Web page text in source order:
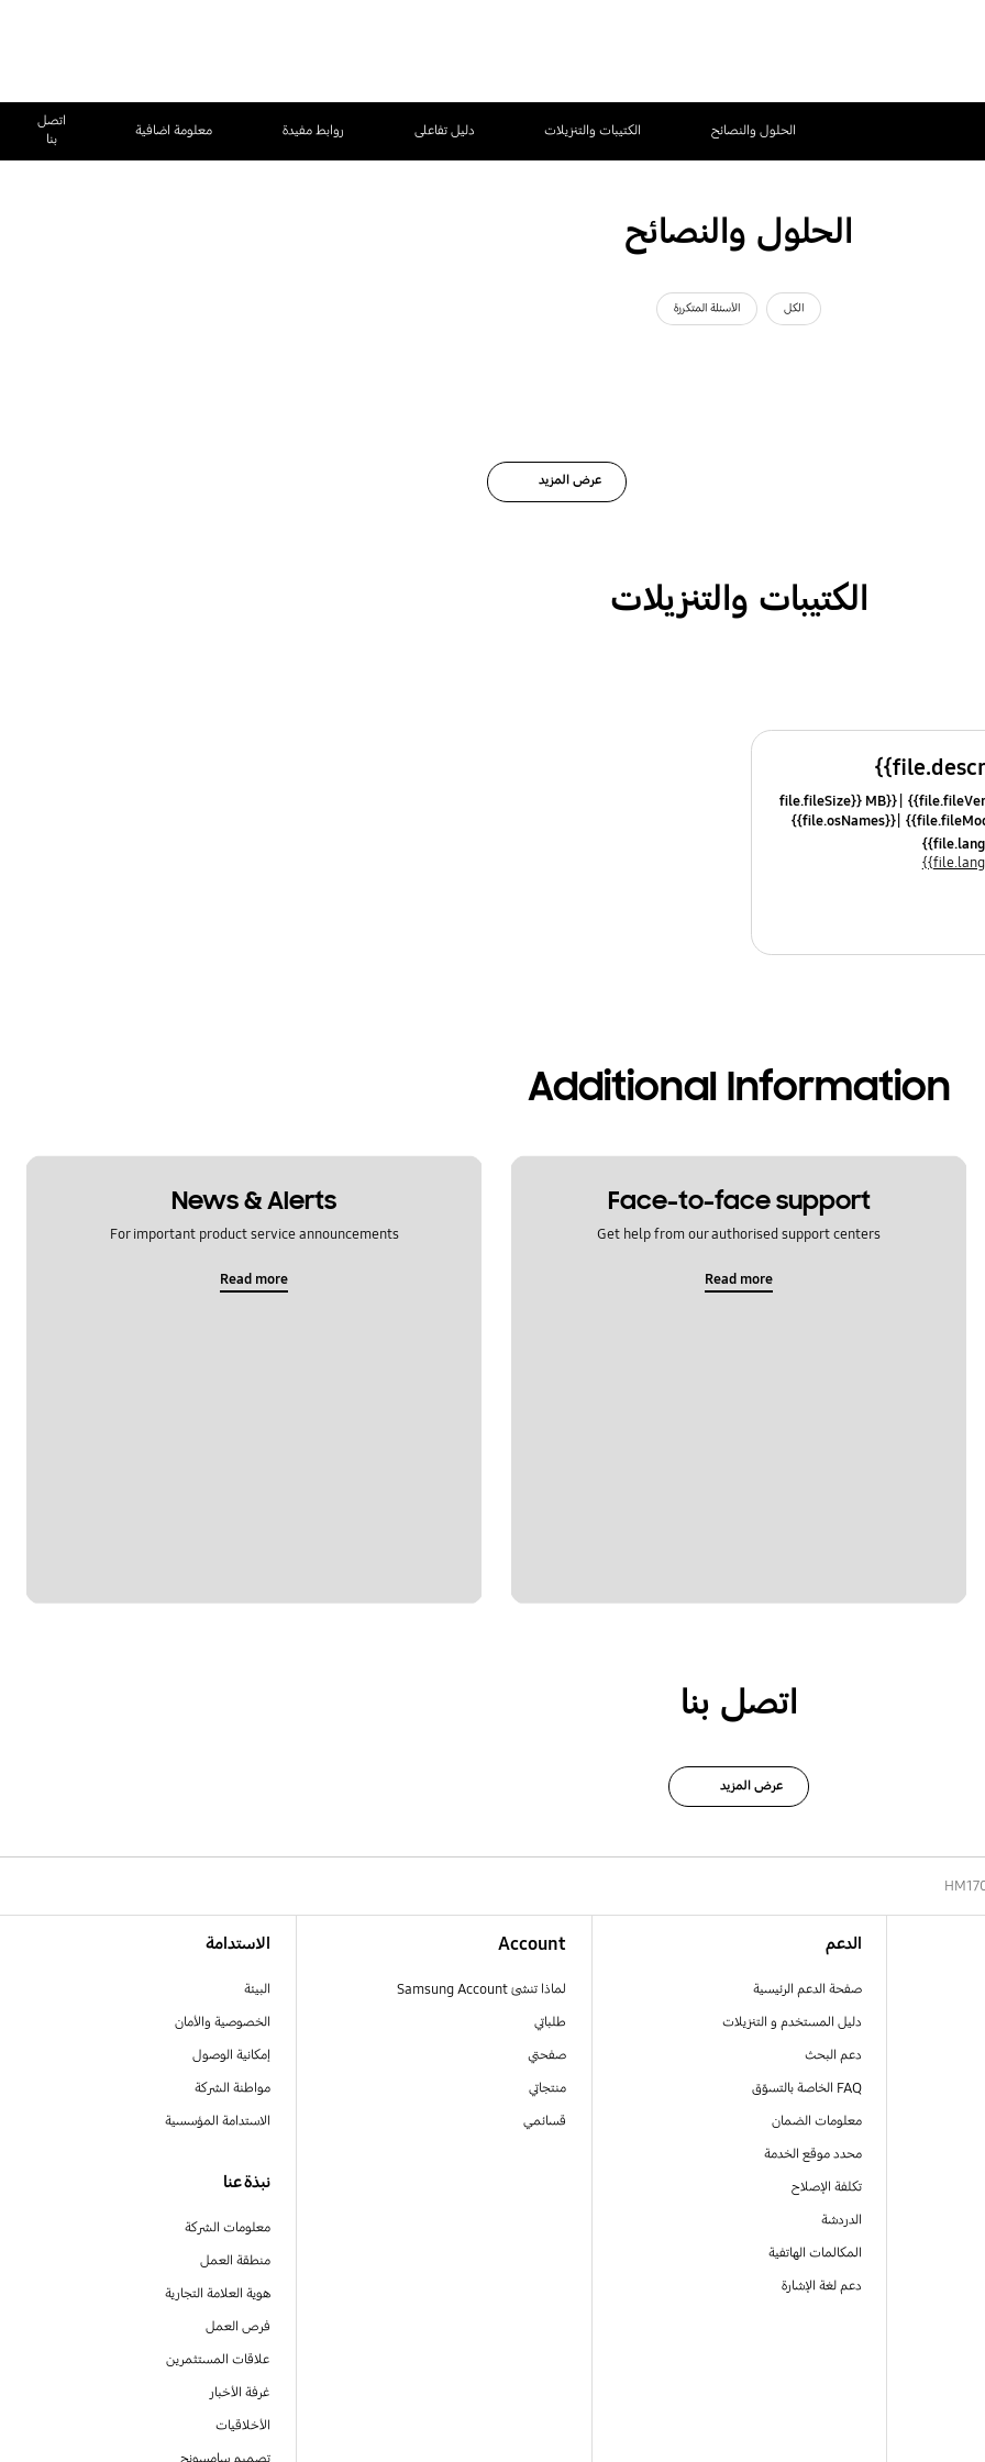
الحلول والنصائح الكتيبات والتنزيلات دليل تفاعلى روابط مفيدة معلومة اضافية
اتصل
بنا
الحلول والنصائح
الكل الأسئلة المتكررة
عرض المزيد
الكتيبات والتنزيلات
{{file.fileSize}} MB
{{file.osNames}}
Additional Information
Face-to-face support
Get help from our authorised support centers
Read more
News & Alerts
For important product service announcements
Read more
اتصل بنا
عرض المزيد
الدعم
صفحة الدعم الرئيسية
دليل المستخدم و التنزيلات
دعم البحث
FAQ الخاصة بالتسوّق
معلومات الضمان
محدد موقع الخدمة
تكلفة الإصلاح
الدردشة
المكالمات الهاتفية
دعم لغة الإشارة
Account
لماذا تنشئ Samsung Account
طلباتي
صفحتي
منتجاتي
قسائمي
الاستدامة
البيئة
الخصوصية والأمان
إمكانية الوصول
مواطنة الشركة
الاستدامة المؤسسية
نبذة عنا
معلومات الشركة
منطقة العمل
هوية العلامة التجارية
فرص العمل
علاقات المستثمرين
غرفة الأخبار
الأخلاقيات